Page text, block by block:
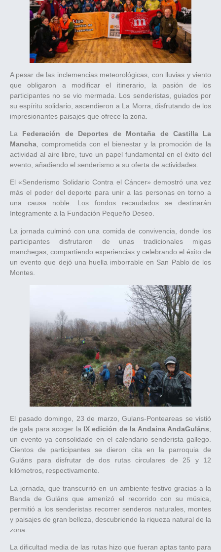
A pesar de las inclemencias meteorológicas, con lluvias y viento
que obligaron a modificar el itinerario, la pasión de los
participantes no se vio mermada. Los senderistas, guiados por
su espíritu solidario, ascendieron a La Morra, disfrutando de los
impresionantes paisajes que ofrece la zona.
La Federación de Deportes de Montaña de Castilla La
Mancha , comprometida con el bienestar y la promoción de la
actividad al aire libre, tuvo un papel fundamental en el éxito del
evento, añadiendo el senderismo a su oferta de actividades.
El «Senderismo Solidario Contra el Cáncer» demostró una vez
más el poder del deporte para unir a las personas en torno a
una causa noble. Los fondos recaudados se destinarán
íntegramente a la Fundación Pequeño Deseo.
La jornada culminó con una comida de convivencia, donde los
participantes disfrutaron de unas tradicionales migas
manchegas, compartiendo experiencias y celebrando el éxito de
un evento que dejó una huella imborrable en San Pablo de los
Montes.
El pasado domingo, 23 de marzo, Gulans-Ponteareas se vistió
de gala para acoger la IX edición de la Andaina AndaGuláns
un evento ya consolidado en el calendario senderista gallego.
Cientos de participantes se dieron cita en la parroquia de
Guláns para disfrutar de dos rutas circulares de 25 y 12
kilómetros, respectivamente.
La jornada, que transcurrió en un ambiente festivo gracias a la
Banda de Guláns que amenizó el recorrido con su música,
permitió a los senderistas recorrer senderos naturales, montes
y paisajes de gran belleza, descubriendo la riqueza natural de la
zona.
La dificultad media de las rutas hizo que fueran aptas tanto para